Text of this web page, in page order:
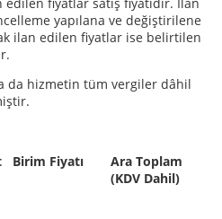
yapılana ve değiştirilene
ilan edilen fiyatlar ise belirtilen
da hizmetin tüm vergiler dâhil
Birim Fiyatı
Ara Toplam
(KDV Dahil)